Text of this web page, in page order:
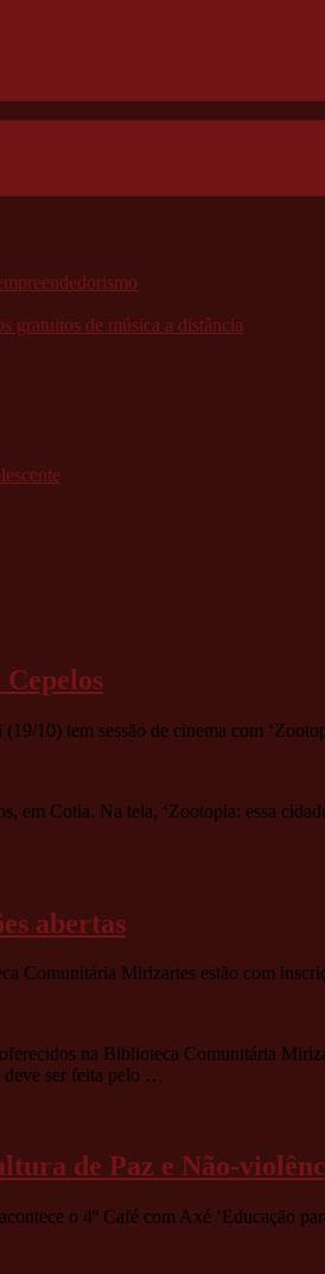
gratuitos de música a distância
(19/10) tem sessão de cinema com
Cotia. Na tela, ‘Zootopia: essa
abertas
Comunitária Mirizartes estão com
na Biblioteca Comunitária
deve ser feita pelo …
de Paz e Não-
o 4º Café com Axé ‘Educação